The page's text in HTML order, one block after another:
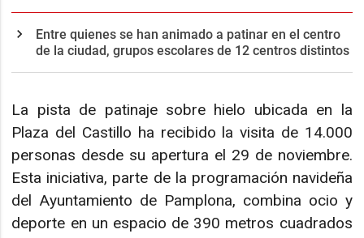
Entre quienes se han animado a patinar en el centro
de la ciudad, grupos escolares de 12 centros distintos
La pista de patinaje sobre hielo ubicada en la
Plaza del Castillo ha recibido la visita de 14.000
personas desde su apertura el 29 de noviembre.
Esta iniciativa, parte de la programación navideña
del Ayuntamiento de Pamplona, combina ocio y
deporte en un espacio de 390 metros cuadrados